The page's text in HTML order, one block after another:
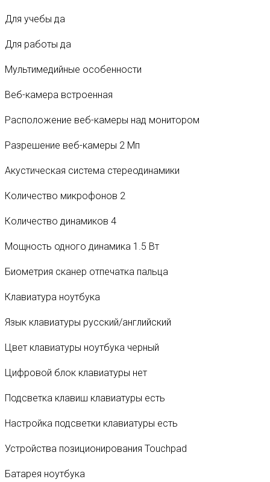
Для учебы да
Для работы да
Мультимедийные особенности
Веб-камера встроенная
Расположение веб-камеры над монитором
Разрешение веб-камеры 2 Мп
Акустическая система стереодинамики
Количество микрофонов 2
Количество динамиков 4
Мощность одного динамика 1.5 Вт
Биометрия сканер отпечатка пальца
Клавиатура ноутбука
Язык клавиатуры русский/английский
Цвет клавиатуры ноутбука черный
Цифровой блок клавиатуры нет
Подсветка клавиш клавиатуры есть
Настройка подсветки клавиатуры есть
Устройства позиционирования Touchpad
Батарея ноутбука